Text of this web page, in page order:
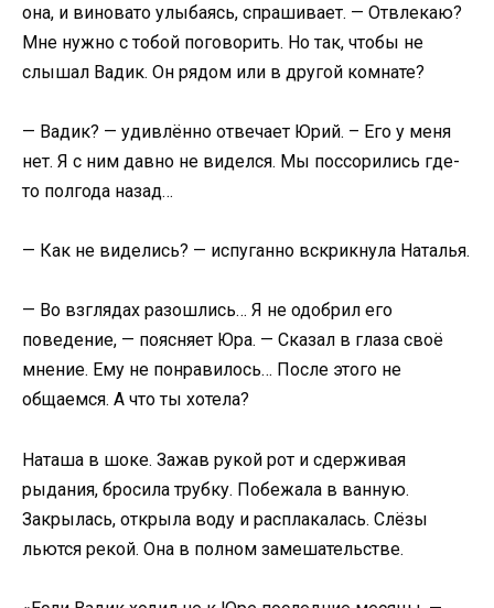
она, и виновато улыбаясь, спрашивает. — Отвлекаю?
Мне нужно с тобой поговорить. Но так, чтобы не
слышал Вадик. Он рядом или в другой комнате?
— Вадик? — удивлённо отвечает Юрий. – Его у меня
нет. Я с ним давно не виделся. Мы поссорились где-
то полгода назад…
— Как не виделись? — испуганно вскрикнула Наталья.
— Во взглядах разошлись… Я не одобрил его
поведение, — поясняет Юра. — Сказал в глаза своё
мнение. Ему не понравилось… После этого не
общаемся. А что ты хотела?
Наташа в шоке. Зажав рукой рот и сдерживая
рыдания, бросила трубку. Побежала в ванную.
Закрылась, открыла воду и расплакалась. Слёзы
льются рекой. Она в полном замешательстве.